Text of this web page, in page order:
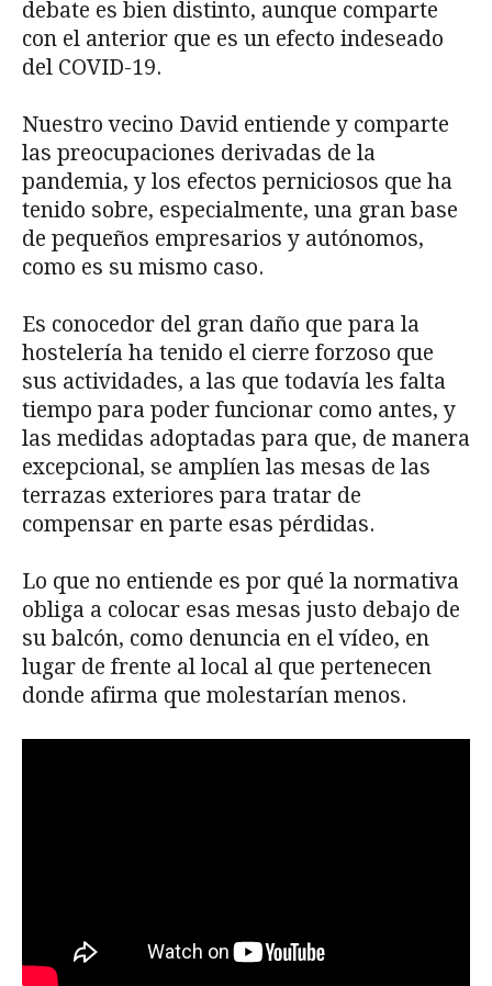
debate es bien distinto, aunque comparte
con el anterior que es un efecto indeseado
del COVID-19.
Nuestro vecino David entiende y comparte
las preocupaciones derivadas de la
pandemia, y los efectos perniciosos que ha
tenido sobre, especialmente, una gran base
de pequeños empresarios y autónomos,
como es su mismo caso.
Es conocedor del gran daño que para la
hostelería ha tenido el cierre forzoso que
sus actividades, a las que todavía les falta
tiempo para poder funcionar como antes, y
las medidas adoptadas para que, de manera
excepcional, se amplíen las mesas de las
terrazas exteriores para tratar de
compensar en parte esas pérdidas.
Lo que no entiende es por qué la normativa
obliga a colocar esas mesas justo debajo de
su balcón, como denuncia en el vídeo, en
lugar de frente al local al que pertenecen
donde afirma que molestarían menos.